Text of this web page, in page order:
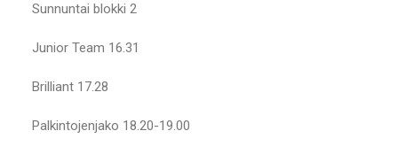
Sunnuntai blokki 2
Junior Team 16.31
Brilliant 17.28
Palkintojenjako 18.20-19.00